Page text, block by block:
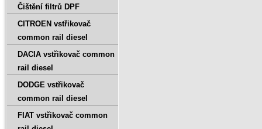
Čištění filtrů DPF
CITROEN vstřikovač
common rail diesel
DACIA vstřikovač common
rail diesel
DODGE vstřikovač
common rail diesel
FIAT vstřikovač common